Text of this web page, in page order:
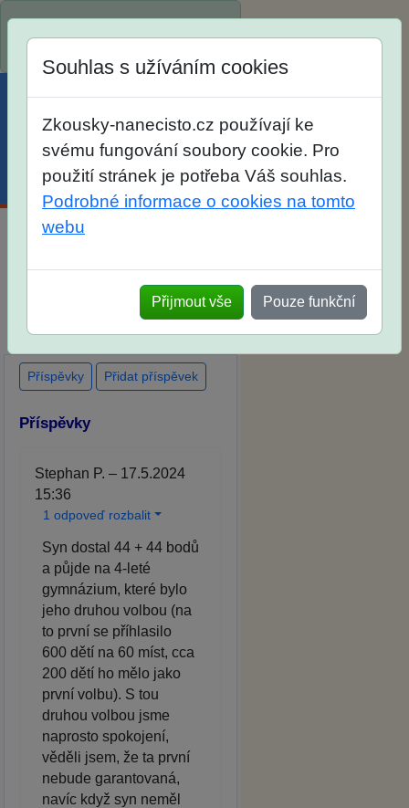
Menu Účet Košík
po skutečných přijímacích
zkouškách
Souhlas s užíváním cookies
Zkousky-nanecisto.cz používají ke
svému fungování soubory cookie. Pro
použití stránek je potřeba Váš souhlas.
Podrobné informace o cookies na tomto
webu
Přijmout vše Pouze funkční
Příspěvky Přidat příspěvek
Příspěvky
Stephan P. – 17.5.2024
15:36
1 odpoveď rozbalit
Syn dostal 44 + 44 bodů
a půjde na 4-leté
gymnázium, které bylo
jeho druhou volbou (na
to první se příhlasilo
600 dětí na 60 míst, cca
200 dětí ho mělo jako
první volbu). S tou
druhou volbou jsme
naprosto spokojení,
věděli jsem, že ta první
nebude garantovaná,
navíc když syn neměl